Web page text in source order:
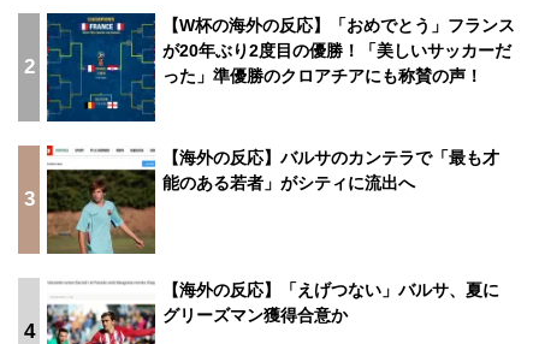
2
【W杯の海外の反応】「おめでとう」フランス
が20年ぶり2度目の優勝！「美しいサッカーだ
った」準優勝のクロアチアにも称賛の声！
3
【海外の反応】バルサのカンテラで「最も才
能のある若者」がシティに流出へ
4
【海外の反応】「えげつない」バルサ、夏に
グリーズマン獲得合意か